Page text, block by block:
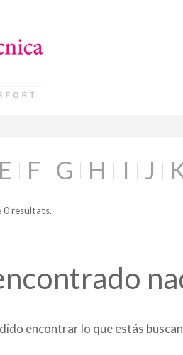
E F G H I J
0 resultats.
encontrar lo que estás